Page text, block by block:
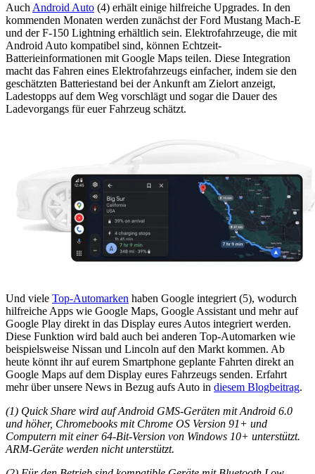
Auch Android Auto (4) erhält einige hilfreiche Upgrades. In den
kommenden Monaten werden zunächst der Ford Mustang Mach-E
und der F-150 Lightning erhältlich sein. Elektrofahrzeuge, die mit
Android Auto kompatibel sind, können Echtzeit-
Batterieinformationen mit Google Maps teilen. Diese Integration
macht das Fahren eines Elektrofahrzeugs einfacher, indem sie den
geschätzten Batteriestand bei der Ankunft am Zielort anzeigt,
Ladestopps auf dem Weg vorschlägt und sogar die Dauer des
Ladevorgangs für euer Fahrzeug schätzt.
Und viele Top-Automarken haben Google integriert (5), wodurch
hilfreiche Apps wie Google Maps, Google Assistant und mehr auf
Google Play direkt in das Display eures Autos integriert werden.
Diese Funktion wird bald auch bei anderen Top-Automarken wie
beispielsweise Nissan und Lincoln auf den Markt kommen. Ab
heute könnt ihr auf eurem Smartphone geplante Fahrten direkt an
Google Maps auf dem Display eures Fahrzeugs senden. Erfahrt
mehr über unsere News in Bezug aufs Auto in diesem Blogbeitrag.
(1) Quick Share wird auf Android GMS-Geräten mit Android 6.0
und höher, Chromebooks mit Chrome OS Version 91+ und
Computern mit einer 64-Bit-Version von Windows 10+ unterstützt.
ARM-Geräte werden nicht unterstützt.